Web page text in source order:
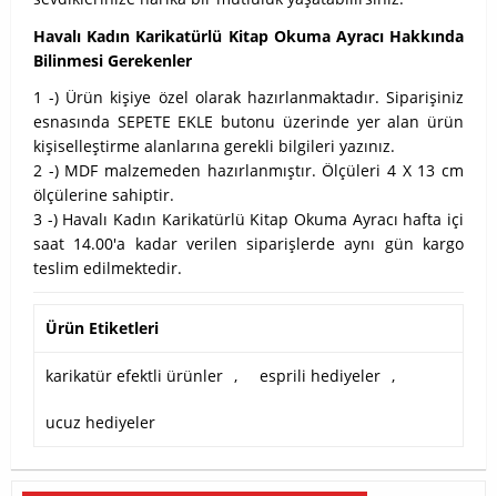
Havalı Kadın Karikatürlü Kitap Okuma Ayracı Hakkında
Bilinmesi Gerekenler
1 -) Ürün kişiye özel olarak hazırlanmaktadır. Siparişiniz
esnasında SEPETE EKLE butonu üzerinde yer alan ürün
kişiselleştirme alanlarına gerekli bilgileri yazınız.
2 -) MDF malzemeden hazırlanmıştır. Ölçüleri 4 X 13 cm
ölçülerine sahiptir.
3 -) Havalı Kadın Karikatürlü Kitap Okuma Ayracı hafta içi
saat 14.00'a kadar verilen siparişlerde aynı gün kargo
teslim edilmektedir.
Ürün Etiketleri
karikatür efektli ürünler , esprili hediyeler ,
ucuz hediyeler